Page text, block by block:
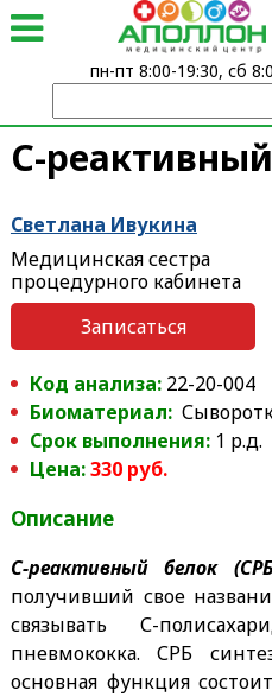
C-
Светлана Ивукина
Медицинская сестра
процедурного кабинета
Записаться
Код анализа: 22-20-004
Биоматериал:
Срок выполнения:1 р.д.
Цена:330 руб.
Описание
С-реактивный белок
получивший свое
связывать С-
пневмококка. СРБ
основная функция
пн-пт 8:00-19:30, сб